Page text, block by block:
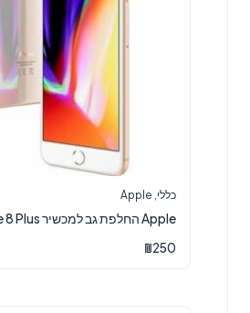
כללי Apple
Apple החלפת גב למכשיר iPhone 8 Plus
₪250